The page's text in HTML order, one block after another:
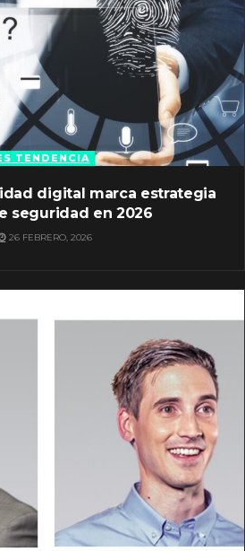
TENDENCIA
digital marca estrategia
seguridad en 2026
26 FEBRERO, 2026